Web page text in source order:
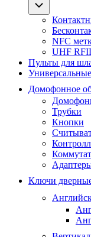
NFC
UHF
Пульты для
Домофонное
Трубки
Кнопки
Ключи